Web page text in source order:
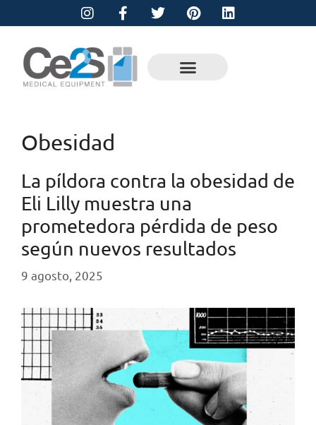
Obesidad
La píldora contra la obesidad de
Eli Lilly muestra una
prometedora pérdida de peso
según nuevos resultados
9 agosto, 2025